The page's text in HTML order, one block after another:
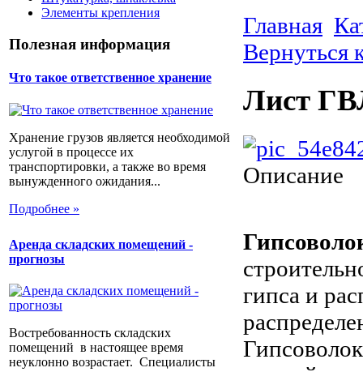
Элементы крепления
Полезная информация
Что такое ответственное хранение
Хранение грузов является необходимой
услугой в процессе их
транспортировки, а также во время
вынужденного ожидания...
Подробнее »
Аренда складских помещений -
прогнозы
Востребованность складских
помещений в настоящее время
неуклонно возрастает. Специалисты
Главная
Вернуться
Лист
Описание
гипса и